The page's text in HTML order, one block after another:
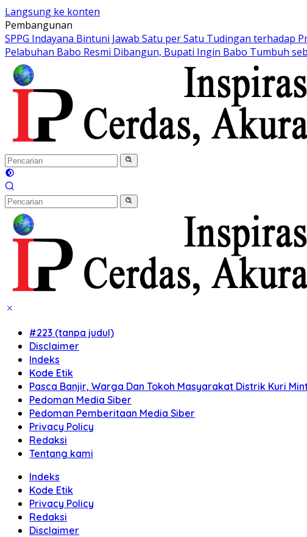
Langsung ke konten
Pembangunan
SPPG Indayana Bintuni Jawab Satu per Satu Tudingan terhadap
Pelabuhan Babo Resmi Dibangun, Bupati Ingin Babo Tumbuh
#223 (tanpa judul)
Disclaimer
Indeks
Kode Etik
Pasca Banjir, Warga Dan Tokoh Masyarakat Distrik Kuri
Pedoman Media Siber
Pedoman Pemberitaan Media Siber
Privacy Policy
Redaksi
Tentang kami
Indeks
Kode Etik
Privacy Policy
Redaksi
Disclaimer